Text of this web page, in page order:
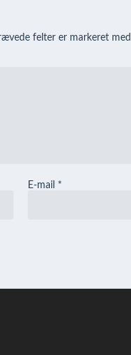
felter er markeret med
E-mail *